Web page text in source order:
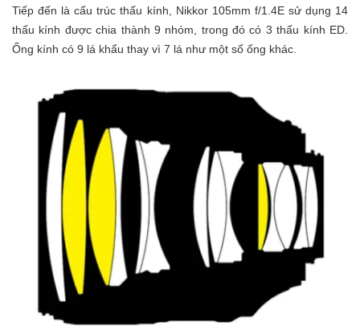
Tiếp đến là cấu trúc thấu kính, Nikkor 105mm f/1.4E sử dụng 14
thấu kính được chia thành 9 nhóm, trong đó có 3 thấu kính ED.
Ống kính có 9 lá khẩu thay vì 7 lá như một số ống khác.